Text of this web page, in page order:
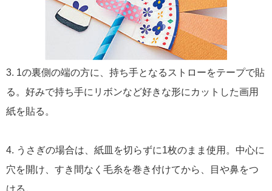
3. 1の裏側の端の方に、持ち手となるストローをテープで貼
る。好みで持ち手にリボンなど好きな形にカットした画用
紙を貼る。
4. うさぎの場合は、紙皿を切らずに1枚のまま使用。中心に
穴を開け、すき間なく毛糸を巻き付けてから、目や鼻をつ
ける。